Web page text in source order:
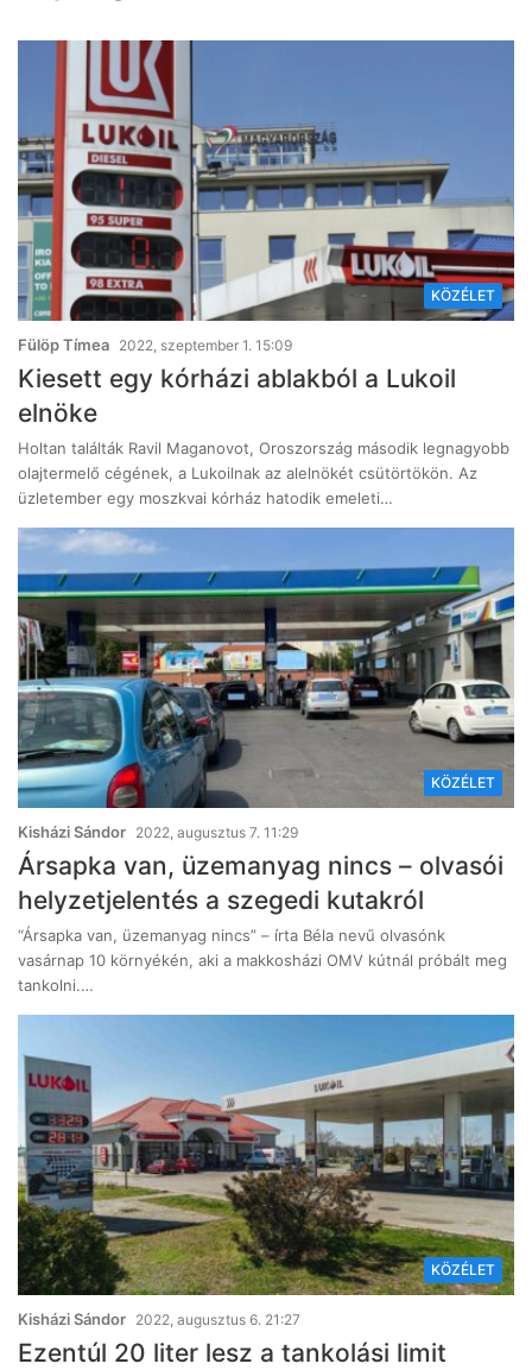
KÖZÉLET
Fülöp Tímea 2022, szeptember 1. 15:09
Kiesett egy kórházi ablakból a Lukoil
elnöke
Holtan találták Ravil Maganovot, Oroszország második legnagyobb
olajtermelő cégének, a Lukoilnak az alelnökét csütörtökön. Az
üzletember egy moszkvai kórház hatodik emeleti…
KÖZÉLET
Kisházi Sándor 2022, augusztus 7. 11:29
Ársapka van, üzemanyag nincs – olvasói
helyzetjelentés a szegedi kutakról
“Ársapka van, üzemanyag nincs” – írta Béla nevű olvasónk
vasárnap 10 környékén, aki a makkosházi OMV kútnál próbált meg
tankolni.…
KÖZÉLET
Kisházi Sándor 2022, augusztus 6. 21:27
Ezentúl 20 liter lesz a tankolási limit